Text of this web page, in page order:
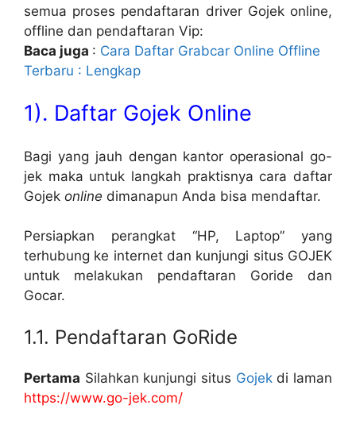
semua proses pendaftaran driver Gojek online,
offline dan pendaftaran Vip:
Baca juga : Cara Daftar Grabcar Online Offline
Terbaru : Lengkap
1). Daftar Gojek Online
Bagi yang jauh dengan kantor operasional go-
jek maka untuk langkah praktisnya cara daftar
Gojek online dimanapun Anda bisa mendaftar.
Persiapkan perangkat “HP, Laptop” yang
terhubung ke internet dan kunjungi situs GOJEK
untuk melakukan pendaftaran Goride dan
Gocar.
1.1. Pendaftaran GoRide
Pertama Silahkan kunjungi situs Gojekdi laman
https://www.go-jek.com/